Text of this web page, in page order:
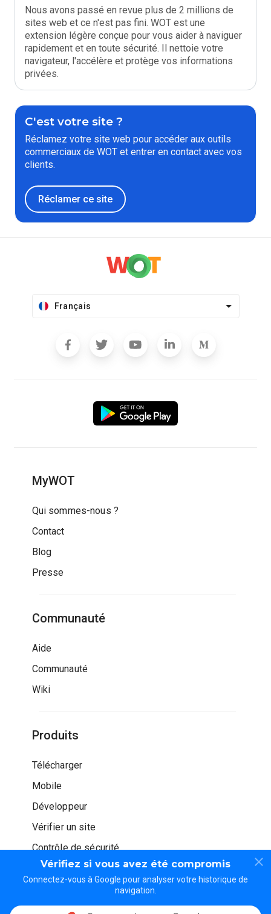
Vérifiez si vous avez été compromis
Connectez-vous à Google pour analyser votre historique de
navigation.
Nous avons passé en revue plus de 2 millions de
sites web et ce n'est pas fini. WOT est une
extension légère conçue pour vous aider à naviguer
rapidement et en toute sécurité. Il nettoie votre
navigateur, l'accélère et protège vos informations
privées.
C'est votre site ?
Réclamez votre site web pour accéder aux outils
commerciaux de WOT et entrer en contact avec vos
clients.
Réclamer ce site
Français
MyWOT
Qui sommes-nous ?
Contact
Blog
Presse
Communauté
Aide
Communauté
Wiki
Produits
Télécharger
Mobile
Développeur
Vérifier un site
Contrôle de sécurité